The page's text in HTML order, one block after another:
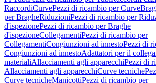
RaccordiCurvePezzi di ricambio per Curve
per BragheRiduzioniPezzi di ricambio per
d'ispezionePezzi di ricambio per Braghe
d'ispezioneCollegamentiPezzi di ricambio per
CollegamentiCongiunzioni ad innestoPezzi di
Congiunzioni ad innestoAdattatori per il
materialiAllacciamenti agli apparecchiPezzi di
Allacciamenti agli apparecchiCurve tecniche
Curve tecnicheManicottiPezzi di ricambio per